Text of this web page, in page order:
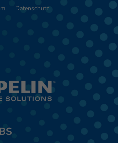
Datenschutz